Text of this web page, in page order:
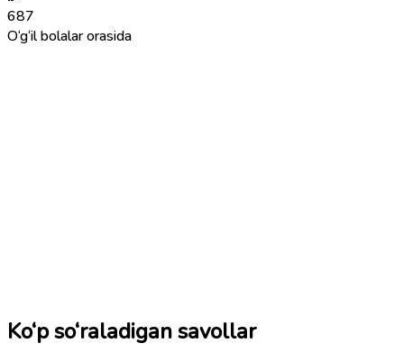
687
O‘g‘il bolalar orasida
Ko‘p so‘raladigan savollar